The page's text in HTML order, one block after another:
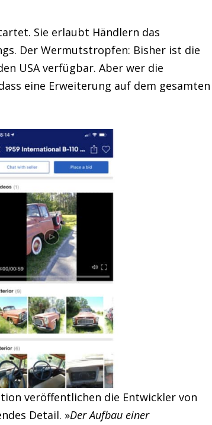
Sie erlaubt Händlern das
Der Wermutstropfen: Bisher ist die
USA verfügbar. Aber wer die
eine Erweiterung auf dem gesamten
veröffentlichen die Entwickler von
Detail. »Der Aufbau einer